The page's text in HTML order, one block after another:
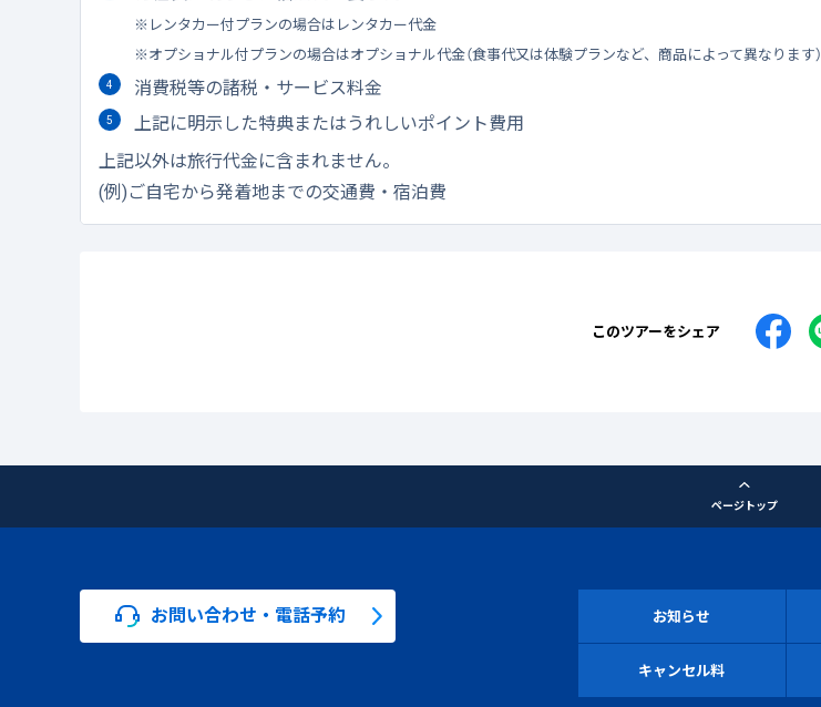
レンタカー付プランの場合はレンタカー代金
オプショナル付プランの場合はオプショナル代金（食事代又は体験プランなど、商品によって異なります）
消費税等の諸税・サービス料金
上記に明示した特典またはうれしいポイント費用
上記以外は旅行代金に含まれません。
(例)ご自宅から発着地までの交通費・宿泊費
このツアーをシェア
ページトップ
お問い合わせ・電話予約 お知らせ
キャンセル料